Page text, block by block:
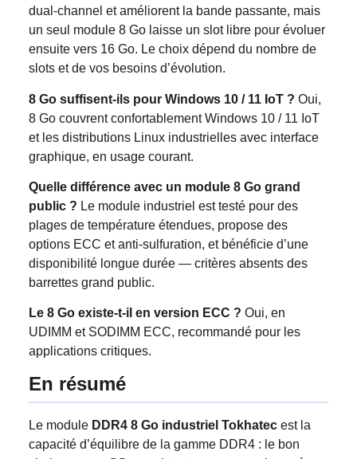
dual-channel et améliorent la bande passante, mais
un seul module 8 Go laisse un slot libre pour évoluer
ensuite vers 16 Go. Le choix dépend du nombre de
slots et de vos besoins d’évolution.
8 Go suffisent-ils pour Windows 10 / 11 IoT ? Oui,
8 Go couvrent confortablement Windows 10 / 11 IoT
et les distributions Linux industrielles avec interface
graphique, en usage courant.
Quelle différence avec un module 8 Go grand
public ? Le module industriel est testé pour des
plages de température étendues, propose des
options ECC et anti-sulfuration, et bénéficie d’une
disponibilité longue durée — critères absents des
barrettes grand public.
Le 8 Go existe-t-il en version ECC ? Oui, en
UDIMM et SODIMM ECC, recommandé pour les
applications critiques.
En résumé
Le module DDR4 8 Go industriel Tokhatec est la
capacité d’équilibre de la gamme DDR4 : le bon